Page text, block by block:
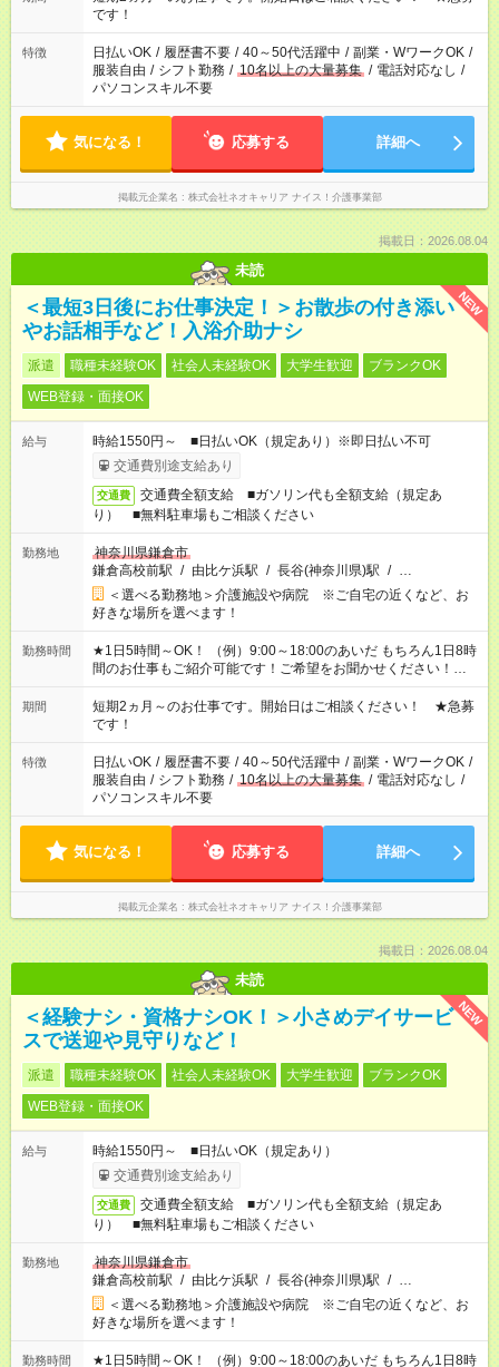
い。
です！
特徴 日払いOK / 履歴書不要 / 40～50代活躍中 / 副業・WワークOK /
服装自由 / シフト勤務 / 10名以上の大量募集 / 電話対応なし /
パソコンスキル不要
気になる！ 応募する 詳細へ
掲載元企業名 株式会社ネオキャリア ナイス！介護事業部
掲載日：2026.08.04
未読
NEW
＜最短3日後にお仕事決定！＞お散歩の付き添い
やお話相手など！入浴介助ナシ
派遣 職種未経験OK 社会人未経験OK 大学生歓迎
ブランクOK
WEB登録・面接OK
給与
時給1550円～ ■日払いOK（規定あり）※即日払い不可
交通費別途支給あり
交通費
交通費全額支給 ■ガソリン代も全額支給（規定あ
り） ■無料駐車場もご相談ください
勤務地
神奈川県鎌倉市
鎌倉高校前駅 / 由比ケ浜駅 / 長谷(神奈川県)駅 / …
＜選べる勤務地＞介護施設や病院 ※ご自宅の近くなど、お
好きな場所を選べます！
勤務時間
★1日5時間～OK！ （例）9:00～18:00のあいだ もちろん1日8時
間のお仕事もご紹介可能です！ご希望をお聞かせください！★家
庭の都合でお休みが必要な場合も遠慮なくご相談ください。 ※
週最低15時間以上の勤務が必要です
期間
短期2ヵ月～のお仕事です。開始日はご相談ください！ ★急募
です！
特徴 日払いOK / 履歴書不要 / 40～50代活躍中 / 副業・WワークOK /
服装自由 / シフト勤務 / 10名以上の大量募集 / 電話対応なし /
パソコンスキル不要
気になる！ 応募する 詳細へ
掲載元企業名 株式会社ネオキャリア ナイス！介護事業部
掲載日：2026.08.04
未読
NEW
＜経験ナシ・資格ナシOK！＞小さめデイサービ
スで送迎や見守りなど！
派遣 職種未経験OK 社会人未経験OK 大学生歓迎
ブランクOK
WEB登録・面接OK
給与
時給1550円～ ■日払いOK（規定あり）
交通費別途支給あり
交通費
交通費全額支給 ■ガソリン代も全額支給（規定あ
り） ■無料駐車場もご相談ください
勤務地
神奈川県鎌倉市
鎌倉高校前駅 / 由比ケ浜駅 / 長谷(神奈川県)駅 / …
＜選べる勤務地＞介護施設や病院 ※ご自宅の近くなど、お
好きな場所を選べます！
勤務時間 ★1日5時間～OK！ （例）9:00～18:00のあいだ もちろん1日8時